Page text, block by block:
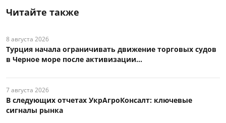
Читайте также
8 августа 2026
Турция начала ограничивать движение торговых судов
в Черное море после активизации...
7 августа 2026
В следующих отчетах УкрАгроКонсалт: ключевые
сигналы рынка